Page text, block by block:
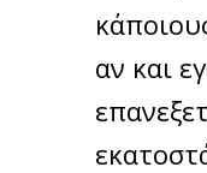
αν και